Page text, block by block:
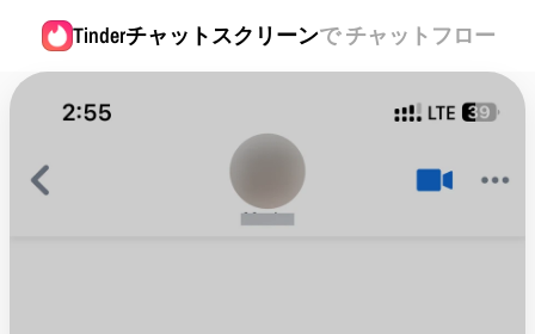
Tinderチャットスクリーンで チャットフロー